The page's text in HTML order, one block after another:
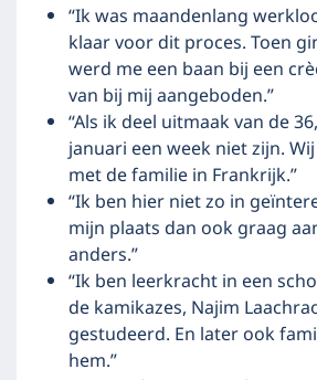
“Ik was maandenlang
klaar voor dit proces. Toen
werd me een baan bij een
van bij mij aangeboden.”
“Als ik deel uitmaak van de
januari een week niet zijn.
met de familie in Frankrijk.”
“Ik ben hier niet zo in
mijn plaats dan ook graag
anders.”
“Ik ben leerkracht in een
de kamikazes, Najim
gestudeerd. En later ook
hem.”